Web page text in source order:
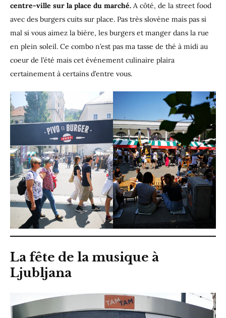
centre-ville sur la place du marché. A côté, de la street food
avec des burgers cuits sur place. Pas très slovène mais pas si
mal si vous aimez la bière, les burgers et manger dans la rue
en plein soleil. Ce combo n’est pas ma tasse de thé à midi au
coeur de l’été mais cet événement culinaire plaira
certainement à certains d’entre vous.
La fête de la musique à
Ljubljana